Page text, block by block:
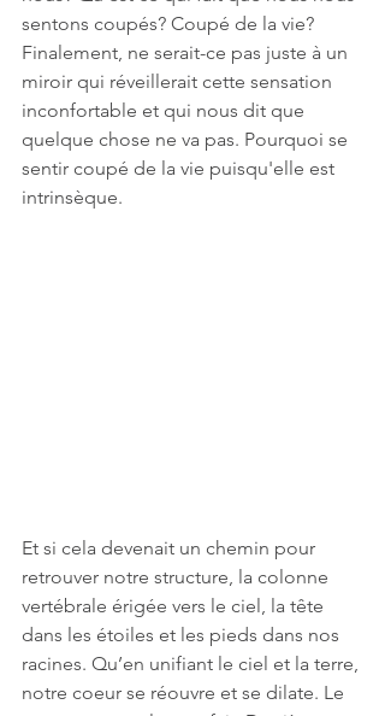
sentons coupés? Coupé de la vie?
Finalement, ne serait-ce pas juste à un
miroir qui réveillerait cette sensation
inconfortable et qui nous dit que
quelque chose ne va pas. Pourquoi se
sentir coupé de la vie puisqu'elle est
intrinsèque.
Et si cela devenait un chemin pour
retrouver notre structure, la colonne
vertébrale érigée vers le ciel, la tête
dans les étoiles et les pieds dans nos
racines. Qu’en unifiant le ciel et la terre,
notre coeur se réouvre et se dilate. Le